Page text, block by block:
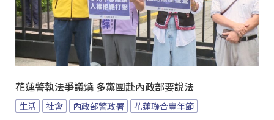
花蓮警執法爭議燒 多黨團赴內政部要說法
生活 社會 內政部警政署 花蓮聯合豐年節